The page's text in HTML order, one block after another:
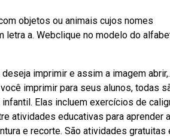
objetos ou animais cujos nomes
letra a. Webclique no modelo do
imprimir e assim a imagem abrir,.
imprimir para seus alunos, todas
Elas incluem exercícios de
atividades educativas para aprender a
e recorte. São atividades gratuitas